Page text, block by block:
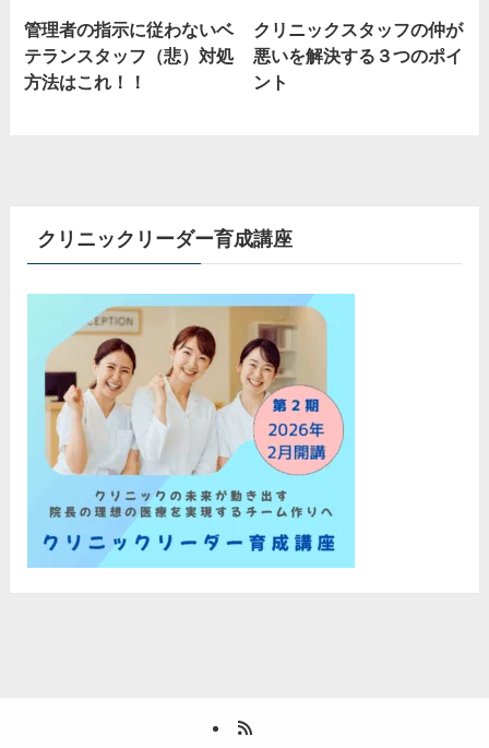
管理者の指示に従わないベ
テランスタッフ（悲）対処
方法はこれ！！
クリニックスタッフの仲が
悪いを解決する３つのポイ
ント
クリニックリーダー育成講座